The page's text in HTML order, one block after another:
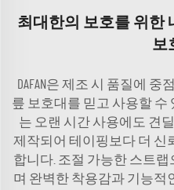
최대한의 보호를 위한
보
DAFAN은 제조 시 품질에
릎 보호대를 믿고 사용할 수
는 오랜 시간 사용에도 견
제작되어 테이핑보다 더 신
합니다. 조절 가능한 스트
며 완벽한 착용감과 기능적